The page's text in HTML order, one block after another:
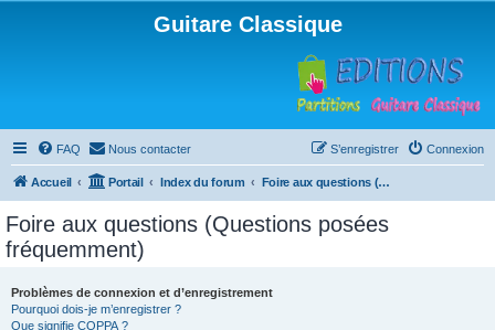
Guitare Classique
FAQ Nous contacter Connexion
S’enregistrer
Accueil Portail Index du forum Foire aux questions (Questions posées fréquemment)
Foire aux questions (Questions posées
fréquemment)
Problèmes de connexion et d’enregistrement
Pourquoi dois-je m’enregistrer ?
Que signifie COPPA ?